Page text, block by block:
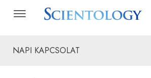
NAPI KAPCSOLAT